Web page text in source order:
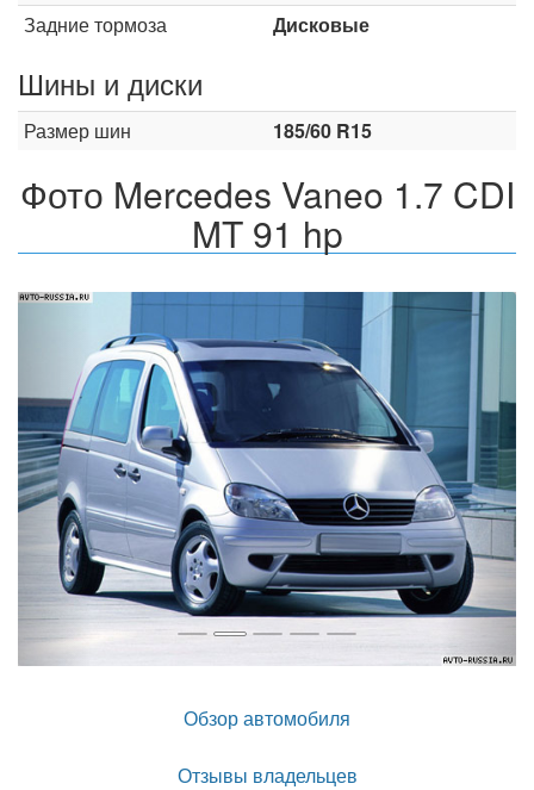
Задние тормоза
Дисковые
Шины и диски
Размер шин 185/60 R15
Фото Mercedes Vaneo 1.7 CDI
MT 91 hp
Назад
Обзор автомобиля
Отзывы владельцев